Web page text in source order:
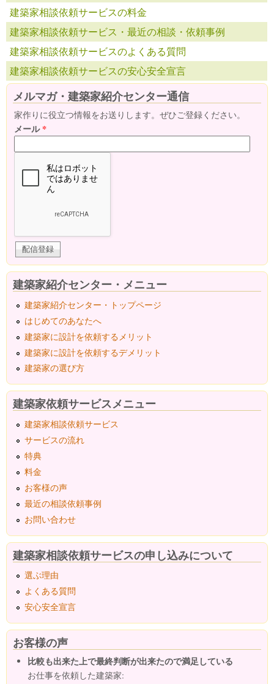
建築家相談依頼サービスの料金
建築家相談依頼サービス・最近の相談・依頼事例
建築家相談依頼サービスのよくある質問
建築家相談依頼サービスの安心安全宣言
メルマガ・建築家紹介センター通信
家作りに役立つ情報をお送りします。ぜひご登録ください。
メール*
建築家紹介センター・メニュー
建築家紹介センター・トップページ
はじめてのあなたへ
建築家に設計を依頼するメリット
建築家に設計を依頼するデメリット
建築家の選び方
建築家依頼サービスメニュー
建築家相談依頼サービス
サービスの流れ
特典
料金
お客様の声
最近の相談依頼事例
お問い合わせ
建築家相談依頼サービスの申し込みについて
選ぶ理由
よくある質問
安心安全宣言
お客様の声
比較も出来た上で最終判断が出来たので満足している
お仕事を依頼した建築家: